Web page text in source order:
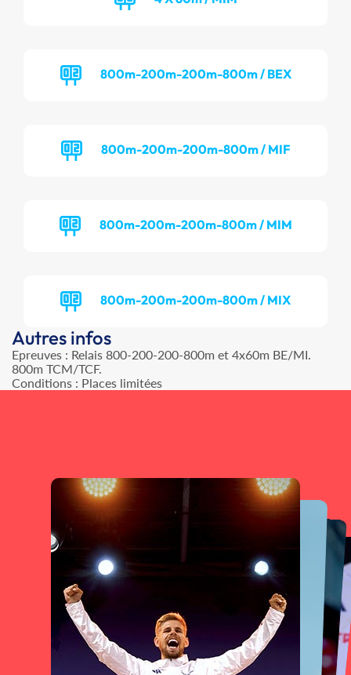
800m-200m-200m-800m / BEX
800m-200m-200m-800m / MIF
800m-200m-200m-800m / MIM
800m-200m-200m-800m / MIX
Autres infos
Epreuves : Relais 800-200-200-800m et 4x60m BE/MI.
800m TCM/TCF.
Conditions : Places limitées